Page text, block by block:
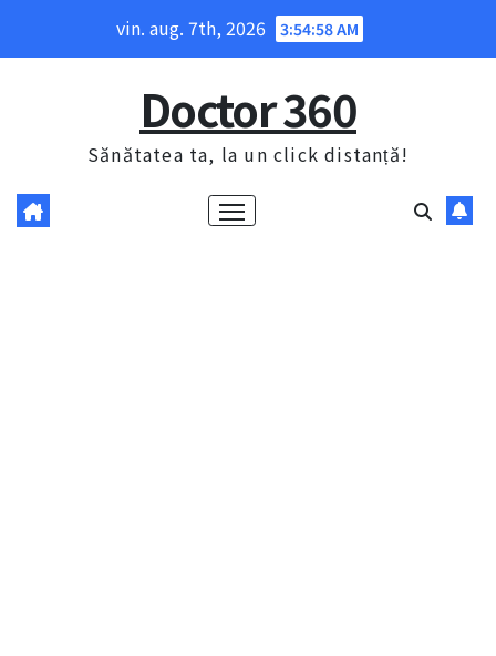
vin. aug. 7th, 2026 3:54:59 AM
Doctor 360
Sănătatea ta, la un click distanță!